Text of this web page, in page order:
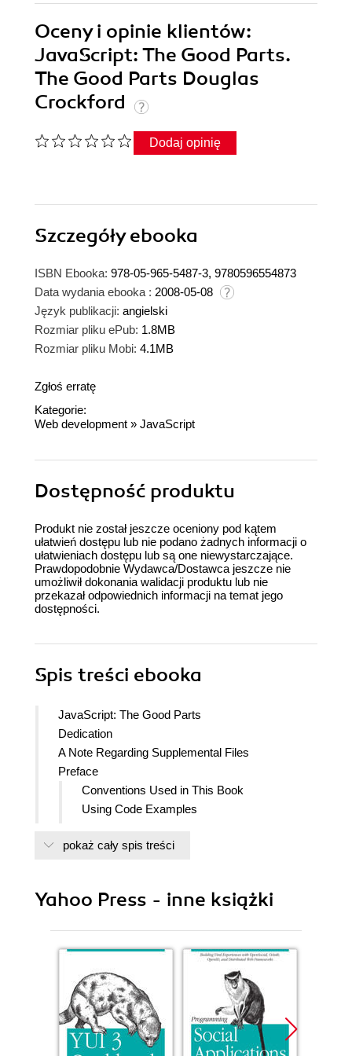
Oceny i opinie klientów:
JavaScript: The Good Parts.
The Good Parts Douglas
Crockford
Dodaj opinię
Szczegółyebooka
ISBN Ebooka: 978-05-965-5487-3, 9780596554873
Data wydania ebooka : 2008-05-08
Język publikacji: angielski
Rozmiar pliku ePub: 1.8MB
Rozmiar pliku Mobi: 4.1MB
Zgłoś erratę
Kategorie:
Web development » JavaScript
Dostępność produktu
Produkt nie został jeszcze oceniony pod kątem
ułatwień dostępu lub nie podano żadnych informacji o
ułatwieniach dostępu lub są one niewystarczające.
Prawdopodobnie Wydawca/Dostawca jeszcze nie
umożliwił dokonania walidacji produktu lub nie
przekazał odpowiednich informacji na temat jego
dostępności.
Spis treści ebooka
JavaScript: The Good Parts
Dedication
A Note Regarding Supplemental Files
Preface
Conventions Used in This Book
Using Code Examples
How to Contact Us
Why JavaScript?
Whitespace
Names
Numbers
Strings
pokaż cały spis treści
Yahoo Press - inne książki